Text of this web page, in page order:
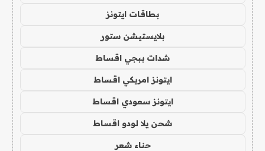
بطاقات ايتونز
بلايستيشن ستور
شدات ببجي اقساط
ايتونز امريكي اقساط
ايتونز سعودي اقساط
شحن يلا لودو اقساط
حناء شعر